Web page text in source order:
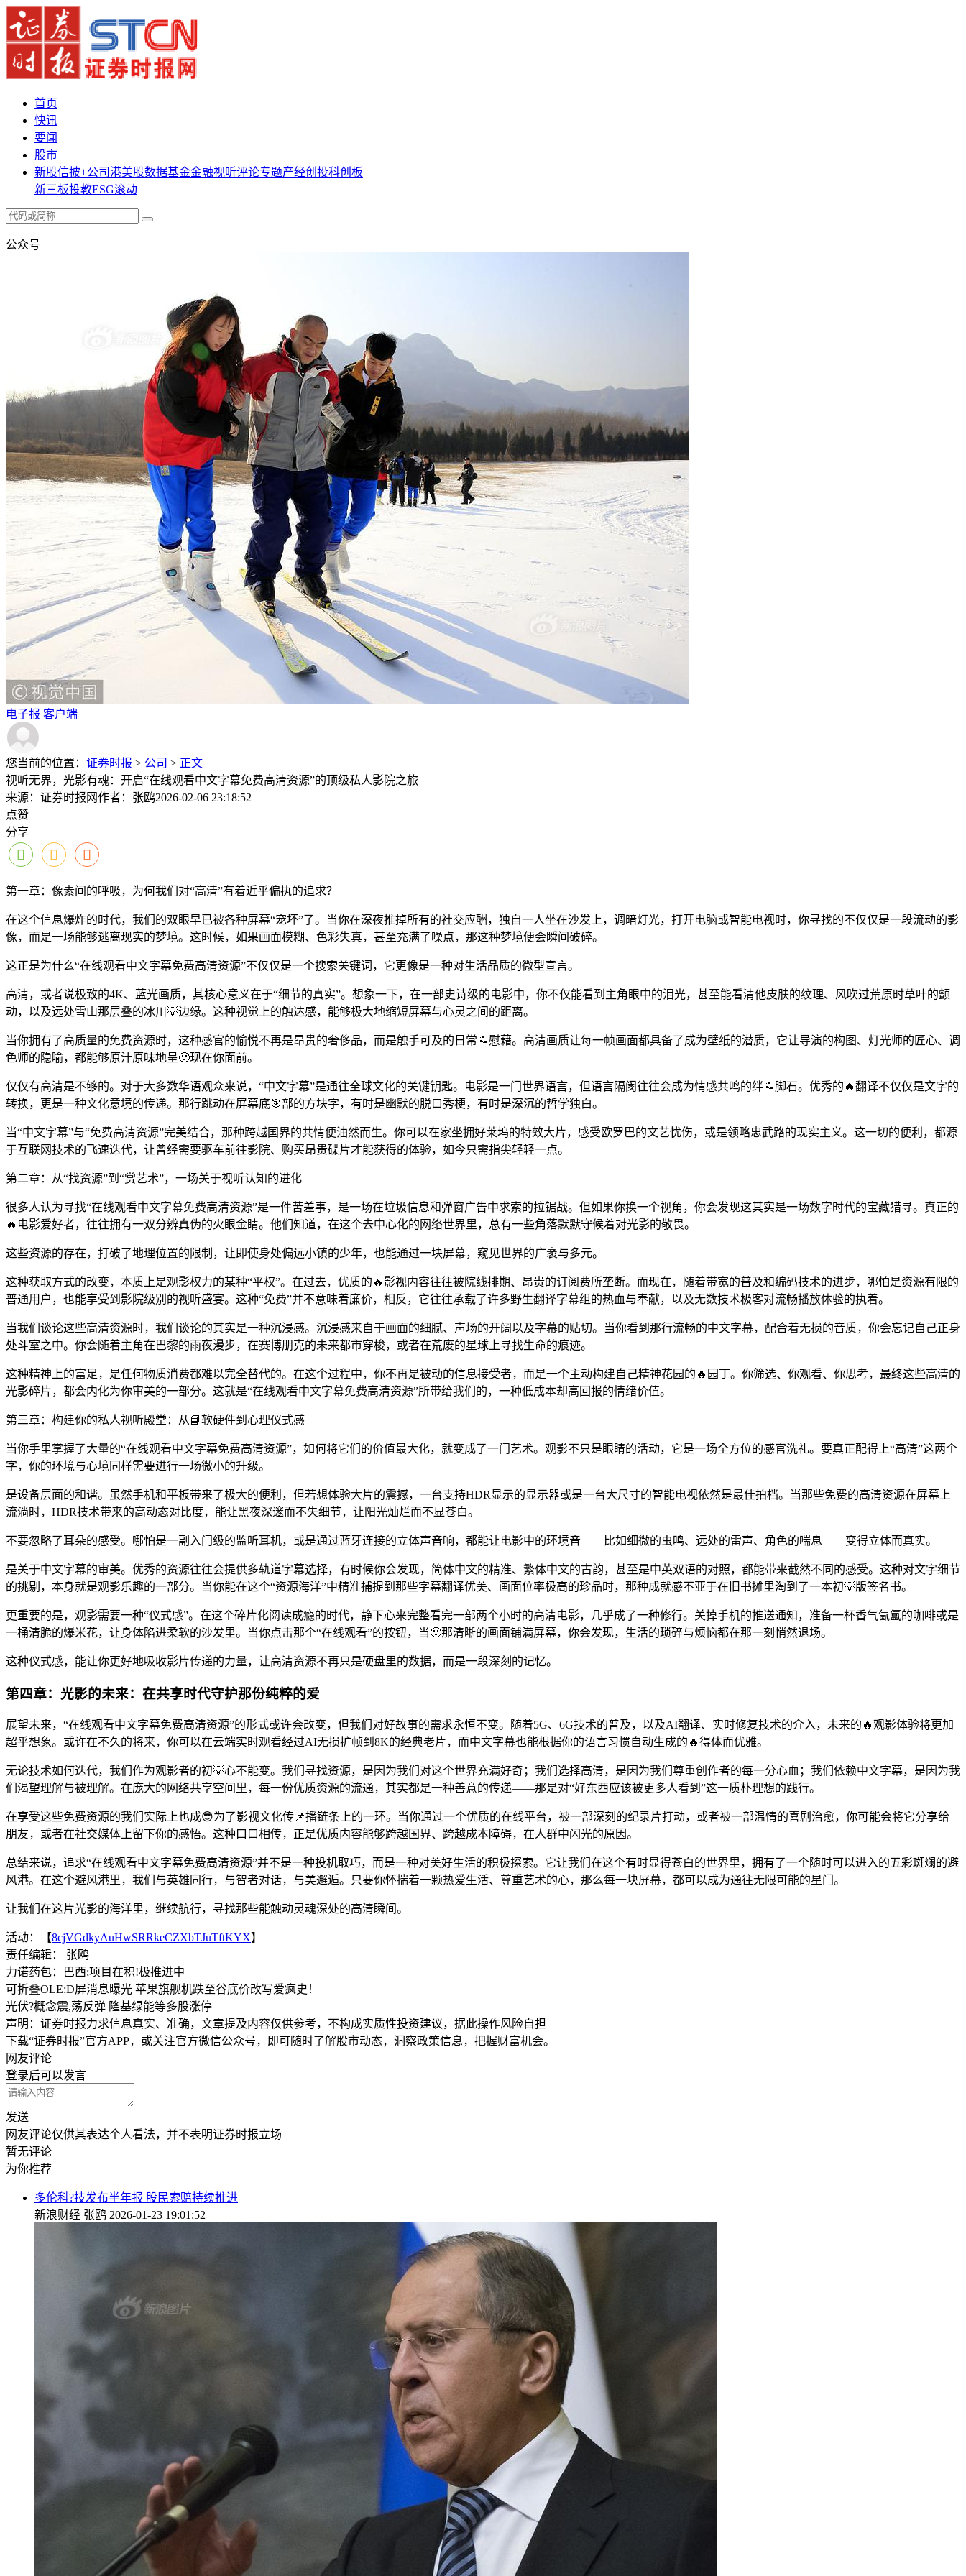
首页
快讯
要闻
股市
新股信披+公司港美股数据基金金融视听评论专题产经创投科创板
新三板投教ESG滚动
公众号
电子报 客户端
您当前的位置： 证券时报 > 公司 > 正文
视听无界，光影有魂：开启“在线观看中文字幕免费高清资源”的顶级私人影院之旅
来源：证券时报网作者：张鸥2026-02-06 23:18:52
点赞
分享
第一章：像素间的呼吸，为何我们对“高清”有着近乎偏执的追求？
在这个信息爆炸的时代，我们的双眼早已被各种屏幕“宠坏”了。当你在深夜推掉所有的社交应酬，独自一人坐在沙发上，调暗灯光，打开电脑或智能电视时，你寻找的不仅仅是一段流动的影
像，而是一场能够逃离现实的梦境。这时候，如果画面模糊、色彩失真，甚至充满了噪点，那这种梦境便会瞬间破碎。
这正是为什么“在线观看中文字幕免费高清资源”不仅仅是一个搜索关键词，它更像是一种对生活品质的微型宣言。
高清，或者说极致的4K、蓝光画质，其核心意义在于“细节的真实”。想象一下，在一部史诗级的电影中，你不仅能看到主角眼中的泪光，甚至能看清他皮肤的纹理、风吹过荒原时草叶的颤
动，以及远处雪山那层叠的冰川💡边缘。这种视觉上的触达感，能够极大地缩短屏幕与心灵之间的距离。
当你拥有了高质量的免费资源时，这种感官的愉悦不再是昂贵的奢侈品，而是触手可及的日常📝慰藉。高清画质让每一帧画面都具备了成为壁纸的潜质，它让导演的构图、灯光师的匠心、调
色师的隐喻，都能够原汁原味地呈🙂现在你面前。
仅仅有高清是不够的。对于大多数华语观众来说，“中文字幕”是通往全球文化的关键钥匙。电影是一门世界语言，但语言隔阂往往会成为情感共鸣的绊📝脚石。优秀的🔥翻译不仅仅是文字的
转换，更是一种文化意境的传递。那行跳动在屏幕底🎯部的方块字，有时是幽默的脱口秀梗，有时是深沉的哲学独白。
当“中文字幕”与“免费高清资源”完美结合，那种跨越国界的共情便油然而生。你可以在家坐拥好莱坞的特效大片，感受欧罗巴的文艺忧伤，或是领略忠武路的现实主义。这一切的便利，都源
于互联网技术的飞速迭代，让曾经需要驱车前往影院、购买昂贵碟片才能获得的体验，如今只需指尖轻轻一点。
第二章：从“找资源”到“赏艺术”，一场关于视听认知的进化
很多人认为寻找“在线观看中文字幕免费高清资源”是一件苦差事，是一场在垃圾信息和弹窗广告中求索的拉锯战。但如果你换一个视角，你会发现这其实是一场数字时代的宝藏猎寻。真正的
🔥电影爱好者，往往拥有一双分辨真伪的火眼金睛。他们知道，在这个去中心化的网络世界里，总有一些角落默默守候着对光影的敬畏。
这些资源的存在，打破了地理位置的限制，让即使身处偏远小镇的少年，也能通过一块屏幕，窥见世界的广袤与多元。
这种获取方式的改变，本质上是观影权力的某种“平权”。在过去，优质的🔥影视内容往往被院线排期、昂贵的订阅费所垄断。而现在，随着带宽的普及和编码技术的进步，哪怕是资源有限的
普通用户，也能享受到影院级别的视听盛宴。这种“免费”并不意味着廉价，相反，它往往承载了许多野生翻译字幕组的热血与奉献，以及无数技术极客对流畅播放体验的执着。
当我们谈论这些高清资源时，我们谈论的其实是一种沉浸感。沉浸感来自于画面的细腻、声场的开阔以及字幕的贴切。当你看到那行流畅的中文字幕，配合着无损的音质，你会忘记自己正身
处斗室之中。你会随着主角在巴黎的雨夜漫步，在赛博朋克的未来都市穿梭，或者在荒废的星球上寻找生命的痕迹。
这种精神上的富足，是任何物质消费都难以完全替代的。在这个过程中，你不再是被动的信息接受者，而是一个主动构建自己精神花园的🔥园丁。你筛选、你观看、你思考，最终这些高清的
光影碎片，都会内化为你审美的一部分。这就是“在线观看中文字幕免费高清资源”所带给我们的，一种低成本却高回报的情绪价值。
第三章：构建你的私人视听殿堂：从📘软硬件到心理仪式感
当你手里掌握了大量的“在线观看中文字幕免费高清资源”，如何将它们的价值最大化，就变成了一门艺术。观影不只是眼睛的活动，它是一场全方位的感官洗礼。要真正配得上“高清”这两个
字，你的环境与心境同样需要进行一场微小的升级。
是设备层面的和谐。虽然手机和平板带来了极大的便利，但若想体验大片的震撼，一台支持HDR显示的显示器或是一台大尺寸的智能电视依然是最佳拍档。当那些免费的高清资源在屏幕上
流淌时，HDR技术带来的高动态对比度，能让黑夜深邃而不失细节，让阳光灿烂而不显苍白。
不要忽略了耳朵的感受。哪怕是一副入门级的监听耳机，或是通过蓝牙连接的立体声音响，都能让电影中的环境音——比如细微的虫鸣、远处的雷声、角色的喘息——变得立体而真实。
是关于中文字幕的审美。优秀的资源往往会提供多轨道字幕选择，有时候你会发现，简体中文的精准、繁体中文的古韵，甚至是中英双语的对照，都能带来截然不同的感受。这种对文字细节
的挑剔，本身就是观影乐趣的一部分。当你能在这个“资源海洋”中精准捕捉到那些字幕翻译优美、画面位率极高的珍品时，那种成就感不亚于在旧书摊里淘到了一本初💡版签名书。
更重要的是，观影需要一种“仪式感”。在这个碎片化阅读成瘾的时代，静下心来完整看完一部两个小时的高清电影，几乎成了一种修行。关掉手机的推送通知，准备一杯香气氤氲的咖啡或是
一桶清脆的爆米花，让身体陷进柔软的沙发里。当你点击那个“在线观看”的按钮，当🙂那清晰的画面铺满屏幕，你会发现，生活的琐碎与烦恼都在那一刻悄然退场。
这种仪式感，能让你更好地吸收影片传递的力量，让高清资源不再只是硬盘里的数据，而是一段深刻的记忆。
第四章：光影的未来：在共享时代守护那份纯粹的爱
展望未来，“在线观看中文字幕免费高清资源”的形式或许会改变，但我们对好故事的需求永恒不变。随着5G、6G技术的普及，以及AI翻译、实时修复技术的介入，未来的🔥观影体验将更加
超乎想象。或许在不久的将来，你可以在云端实时观看经过AI无损扩帧到8K的经典老片，而中文字幕也能根据你的语言习惯自动生成的🔥得体而优雅。
无论技术如何迭代，我们作为观影者的初💡心不能变。我们寻找资源，是因为我们对这个世界充满好奇；我们选择高清，是因为我们尊重创作者的每一分心血；我们依赖中文字幕，是因为我
们渴望理解与被理解。在庞大的网络共享空间里，每一份优质资源的流通，其实都是一种善意的传递——那是对“好东西应该被更多人看到”这一质朴理想的践行。
在享受这些免费资源的我们实际上也成😎为了影视文化传📌播链条上的一环。当你通过一个优质的在线平台，被一部深刻的纪录片打动，或者被一部温情的喜剧治愈，你可能会将它分享给
朋友，或者在社交媒体上留下你的感悟。这种口口相传，正是优质内容能够跨越国界、跨越成本障碍，在人群中闪光的原因。
总结来说，追求“在线观看中文字幕免费高清资源”并不是一种投机取巧，而是一种对美好生活的积极探索。它让我们在这个有时显得苍白的世界里，拥有了一个随时可以进入的五彩斑斓的避
风港。在这个避风港里，我们与英雄同行，与智者对话，与美邂逅。只要你怀揣着一颗热爱生活、尊重艺术的心，那么每一块屏幕，都可以成为通往无限可能的星门。
让我们在这片光影的海洋里，继续航行，寻找那些能触动灵魂深处的高清瞬间。
活动：【8cjVGdkyAuHwSRRkeCZXbTJuTftKYX】
责任编辑： 张鸥
力诺药包：巴西;项目在积!极推进中
可折叠OLE:D屏消息曝光 苹果旗舰机跌至谷底价改写爱疯史！
光伏?概念震,荡反弹 隆基绿能等多股涨停
声明：证券时报力求信息真实、准确，文章提及内容仅供参考，不构成实质性投资建议，据此操作风险自担
下载“证券时报”官方APP，或关注官方微信公众号，即可随时了解股市动态，洞察政策信息，把握财富机会。
网友评论
登录后可以发言
发送
网友评论仅供其表达个人看法，并不表明证券时报立场
暂无评论
为你推荐
多伦科?技发布半年报 股民索赔持续推进
新浪财经 张鸥 2026-01-23 19:01:52